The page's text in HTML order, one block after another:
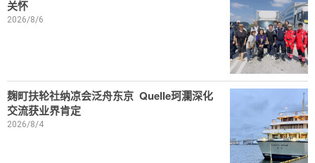
关怀
2026/8/6
麹町扶轮社纳凉会泛舟东京 Quelle珂瀾深化
交流获业界肯定
2026/8/4